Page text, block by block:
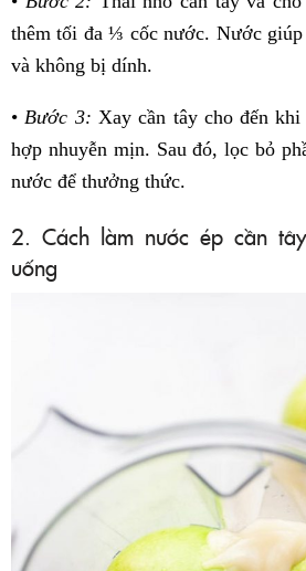
thêm tối đa ⅓ cốc nước. Nước giúp
và không bị dính.
• Bước 3: Xay cần tây cho đến
hợp nhuyễn mịn. Sau đó, lọc bỏ
nước để thưởng thức.
2. Cách làm nước ép cần
uống